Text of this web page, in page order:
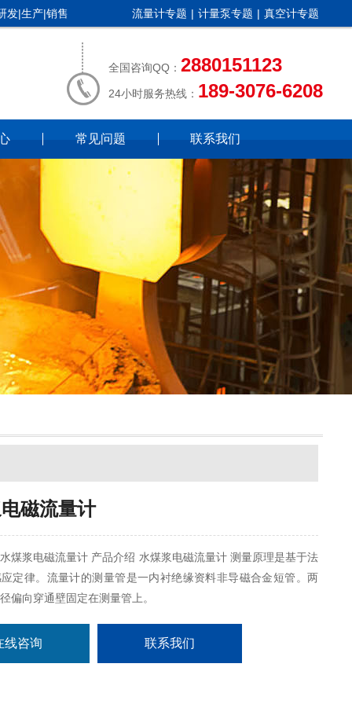
发|生产|销售 流量计专题 | 计量泵专题 | 真空计专题
全国咨询QQ： 2880151123
24小时服务热线： 189-3076-6208
常见问题 联系我们
磁流量计
煤浆电磁流量计 产品介绍 水煤浆电磁流量计 测量原理是基于法
定律。流量计的测量管是一内衬绝缘资料非导磁合金短管。两
偏向穿通壁固定在测量管上。
线咨询 联系我们